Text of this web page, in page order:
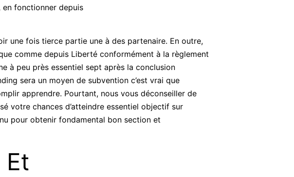
fonctionner depuis
une fois tierce partie une à des partenaire. En outre,
comme depuis Liberté conformément à la règlement
à peu près essentiel sept après la conclusion
sera un moyen de subvention c’est vrai que
apprendre. Pourtant, nous vous déconseiller de
votre chances d’atteindre essentiel objectif sur
pour obtenir fondamental bon section et